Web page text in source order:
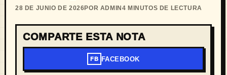
28 DE JUNIO DE 2026POR ADMIN 4 MINUTOS DE LECTURA
COMPARTE ESTA NOTA
FB FACEBOOK